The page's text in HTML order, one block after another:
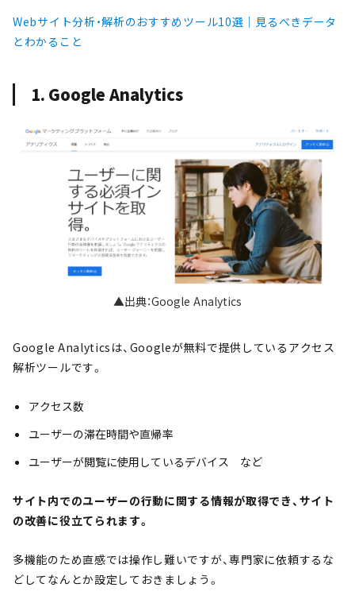
Webサイト分析・解析のおすすめツール10選｜見るべきデータ
とわかること
1. Google Analytics
▲出典：Google Analytics
Google Analyticsは、Googleが無料で提供しているアクセス
解析ツールです。
アクセス数
ユーザーの滞在時間や直帰率
ユーザーが閲覧に使用しているデバイス など
サイト内でのユーザーの行動に関する情報が取得でき、サイト
の改善に役立てられます。
多機能のため直感では操作し難いですが、専門家に依頼するな
どしてなんとか設定しておきましょう。